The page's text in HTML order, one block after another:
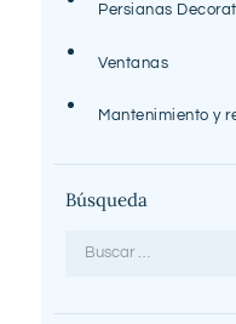
Persianas
Ventanas
Mantenimiento y
Búsqueda